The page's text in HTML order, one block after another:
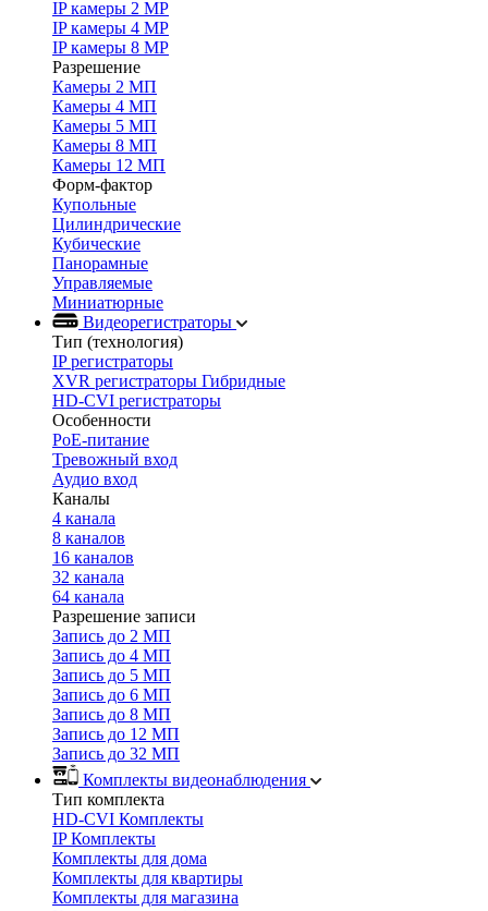
IP камеры 2 MP
IP камеры 4 MP
IP камеры 8 MP
Разрешение
Камеры 2 МП
Камеры 4 МП
Камеры 5 МП
Камеры 8 МП
Камеры 12 МП
Форм-фактор
Купольные
Цилиндрические
Кубические
Панорамные
Управляемые
Миниатюрные
Видеорегистраторы
Тип (технология)
IP регистраторы
XVR регистраторы Гибридные
HD-CVI регистраторы
Особенности
PoE-питание
Тревожный вход
Аудио вход
Каналы
4 канала
8 каналов
16 каналов
32 канала
64 канала
Разрешение записи
Запись до 2 МП
Запись до 4 МП
Запись до 5 МП
Запись до 6 МП
Запись до 8 МП
Запись до 12 МП
Запись до 32 МП
Комплекты видеонаблюдения
Тип комплекта
HD-CVI Комплекты
IP Комплекты
Комплекты для дома
Комплекты для квартиры
Комплекты для магазина